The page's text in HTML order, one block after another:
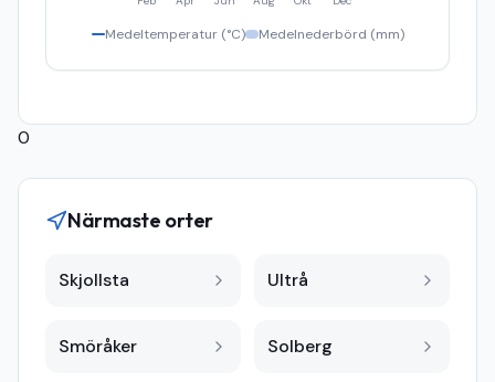
Medeltemperatur (°C) Medelnederbörd (mm)
0
Närmaste orter
Skjollsta Ultrå
Smöråker Solberg